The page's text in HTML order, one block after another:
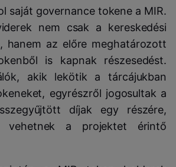
saját governance tokene a MIR.
nem csak a kereskedési
hanem az előre meghatározott
is kapnak részesedést.
akik lekötik a tárcájukban
egyrészről jogosultak a
díjak egy részére,
vehetnek a projektet érintő